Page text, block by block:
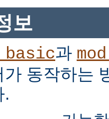
보
과
가 동작하는
.